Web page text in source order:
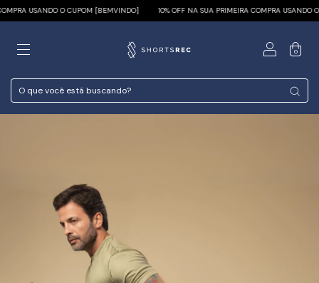
USANDO O CUPOM [BEMVINDO] 10% OFF NA SUA PRIMEIRA COMPRA USANDO O
0